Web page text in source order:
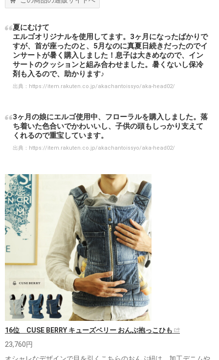
夏にむけて
エルゴオリジナルを使用してます。3ヶ月になったばかりで
すが、首が座ったのと、5月なのに真夏日続きだったのでイ
ンサートが暑く購入しました！息子は大きめなので、イン
サートのクッションと組み合わせました。暑くないし保冷
剤も入るので、助かります♪
出典： https://item.rakuten.co.jp/akachantoissyo/aka-head02/
3ヶ月の娘にエルゴ使用中、フローラルを購入しました。落
ち着いた色合いでかわいいし、子供の頭もしっかり支えて
くれるので重宝しています。
出典： https://item.rakuten.co.jp/akachantoissyo/aka-head02/
16位 CUSE BERRY キューズベリー おんぶ抱っこひも
23,760円